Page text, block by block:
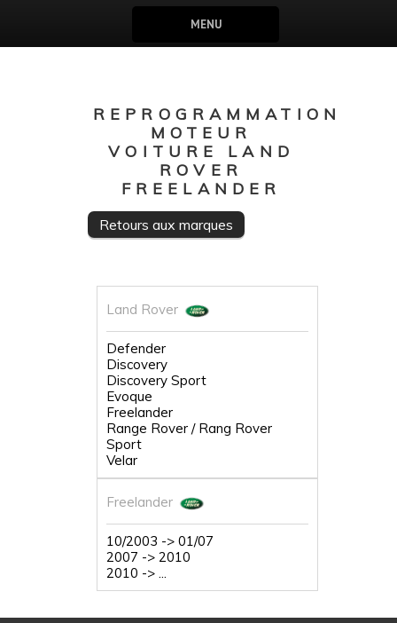
MENU
REPROGRAMMATION
MOTEUR
VOITURE LAND
ROVER
FREELANDER
Retours aux marques
Land Rover
Defender
Discovery
Discovery Sport
Evoque
Freelander
Range Rover / Rang Rover
Sport
Velar
Freelander
10/2003 -> 01/07
2007 -> 2010
2010 -> ...